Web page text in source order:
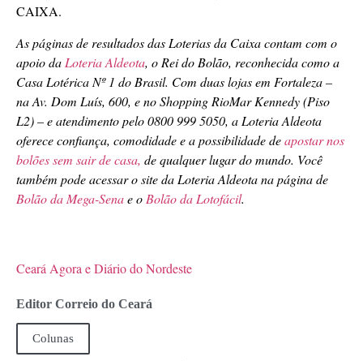
CAIXA.
As páginas de resultados das Loterias da Caixa contam com o
apoio da Loteria Aldeota, o Rei do Bolão, reconhecida como a
Casa Lotérica Nº 1 do Brasil. Com duas lojas em Fortaleza –
na Av. Dom Luís, 600, e no Shopping RioMar Kennedy (Piso
L2) – e atendimento pelo 0800 999 5050, a Loteria Aldeota
oferece confiança, comodidade e a possibilidade deapostar nos
bolões sem sair de casa, de qualquer lugar do mundo. Você
também pode acessar o site da Loteria Aldeota na página de
Bolão da Mega-Senae o Bolão da Lotofácil.
Ceará Agora e Diário do Nordeste
Editor Correio do Ceará
Colunas